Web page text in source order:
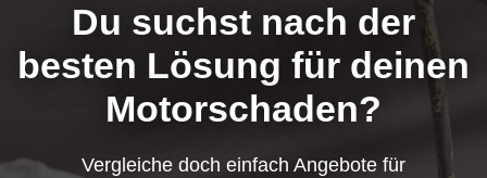
Du suchst nach der
besten Lösung für deinen
Motorschaden?
Vergleiche doch einfach Angebote für